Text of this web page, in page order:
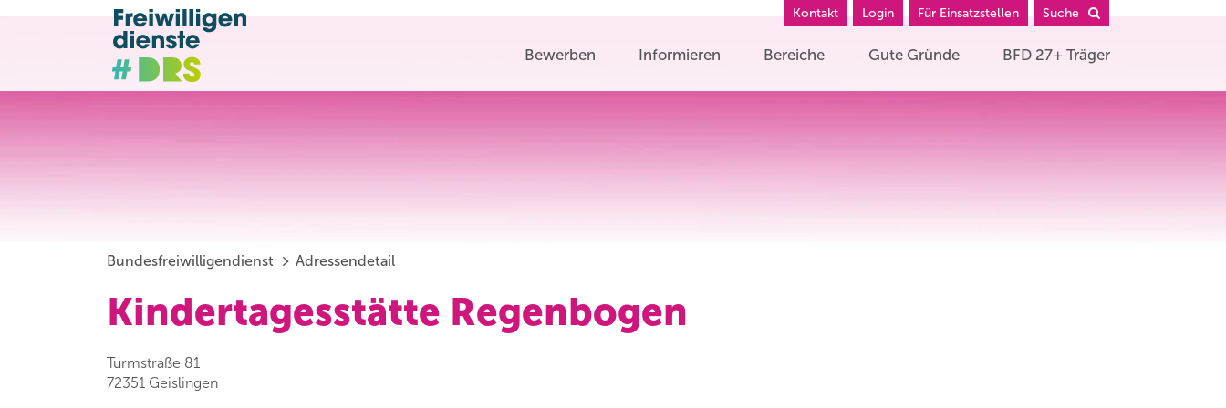
Kontakt Login Für Einsatzstellen Suche
Bewerben Informieren Bereiche Gute Gründe BFD 27+ Träger
Bundesfreiwilligendienst Adressendetail
Kindertagesstätte Regenbogen
Turmstraße 81
72351 Geislingen